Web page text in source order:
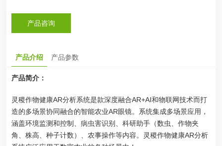
产品咨询
产品介绍 产品参数
产品简介：
灵稷作物健康AR分析系统是款深度融合AR+AI和物联网技术而打
造的多场景协同融合的智能农业AR眼镜。系统集成多场景应用，
涵盖环境监测和控制、病虫害识别、科研助手（数虫、作物夹
角、株高、种子计数）、农事操作等内容。灵稷作物健康AR分析